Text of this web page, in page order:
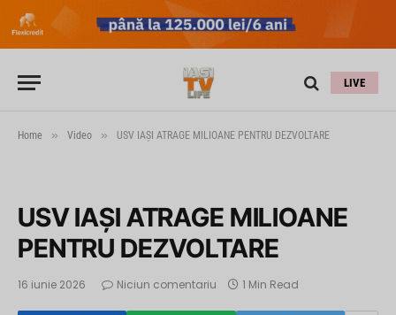
LIVE
Home » Video » USV IAŞI ATRAGE MILIOANE PENTRU DEZVOLTARE
USV IAŞI ATRAGE MILIOANE
PENTRU DEZVOLTARE
16 iunie 2026 Niciun comentariu 1 Min Read